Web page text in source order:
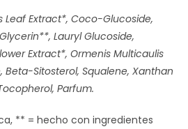
Leaf Extract*, Coco-Glucoside,
Lauryl Glucoside,
Extract*, Ormenis Multicaulis
Beta-Sitosterol, Squalene, Xanthan
Parfum.
** = hecho con ingredientes